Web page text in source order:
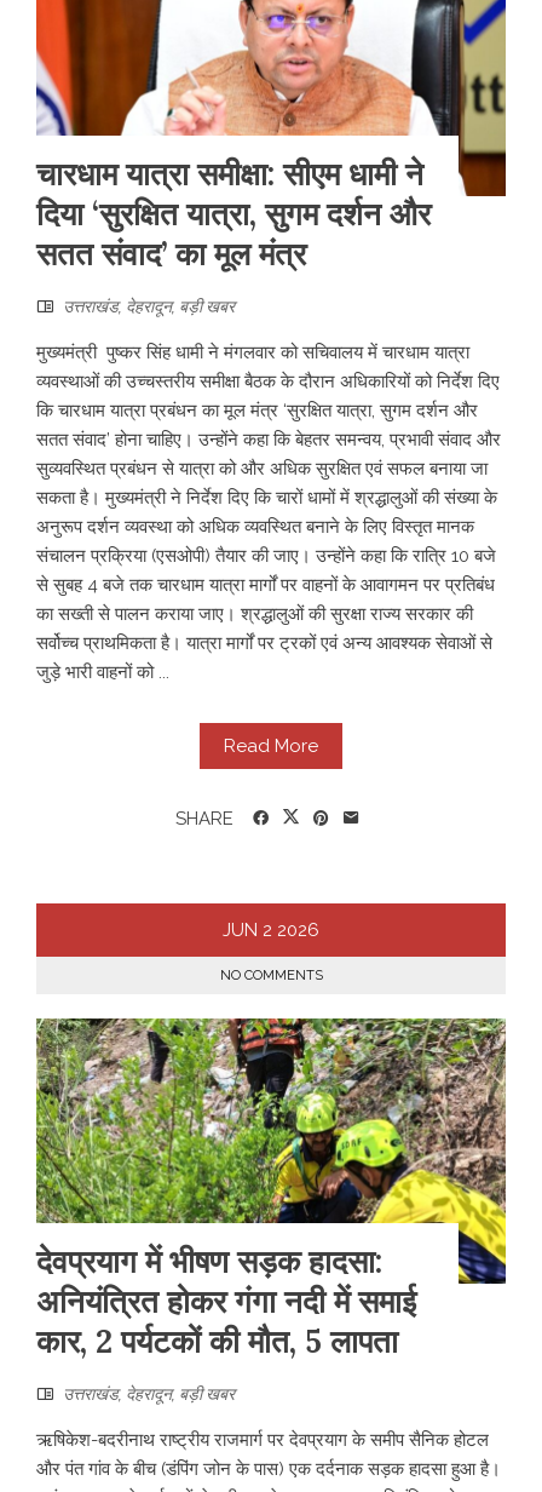
चारधाम यात्रा समीक्षा: सीएम धामी ने
दिया ‘सुरक्षित यात्रा, सुगम दर्शन और
सतत संवाद’ का मूल मंत्र
उत्तराखंड, देहरादून, बड़ी खबर
मुख्यमंत्री पुष्कर सिंह धामी ने मंगलवार को सचिवालय में चारधाम यात्रा
व्यवस्थाओं की उच्चस्तरीय समीक्षा बैठक के दौरान अधिकारियों को निर्देश दिए
कि चारधाम यात्रा प्रबंधन का मूल मंत्र ‘सुरक्षित यात्रा, सुगम दर्शन और
सतत संवाद’ होना चाहिए। उन्होंने कहा कि बेहतर समन्वय, प्रभावी संवाद और
सुव्यवस्थित प्रबंधन से यात्रा को और अधिक सुरक्षित एवं सफल बनाया जा
सकता है। मुख्यमंत्री ने निर्देश दिए कि चारों धामों में श्रद्धालुओं की संख्या के
अनुरूप दर्शन व्यवस्था को अधिक व्यवस्थित बनाने के लिए विस्तृत मानक
संचालन प्रक्रिया (एसओपी) तैयार की जाए। उन्होंने कहा कि रात्रि 10 बजे
से सुबह 4 बजे तक चारधाम यात्रा मार्गों पर वाहनों के आवागमन पर प्रतिबंध
का सख्ती से पालन कराया जाए। श्रद्धालुओं की सुरक्षा राज्य सरकार की
सर्वोच्च प्राथमिकता है। यात्रा मार्गों पर ट्रकों एवं अन्य आवश्यक सेवाओं से
जुड़े भारी वाहनों को ...
Read More
SHARE
JUN 2 2026
NO COMMENTS
देवप्रयाग में भीषण सड़क हादसा:
अनियंत्रित होकर गंगा नदी में समाई
कार, 2 पर्यटकों की मौत, 5 लापता
उत्तराखंड, देहरादून, बड़ी खबर
ऋषिकेश-बदरीनाथ राष्ट्रीय राजमार्ग पर देवप्रयाग के समीप सैनिक होटल
और पंत गांव के बीच (डंपिंग जोन के पास) एक दर्दनाक सड़क हादसा हुआ है।